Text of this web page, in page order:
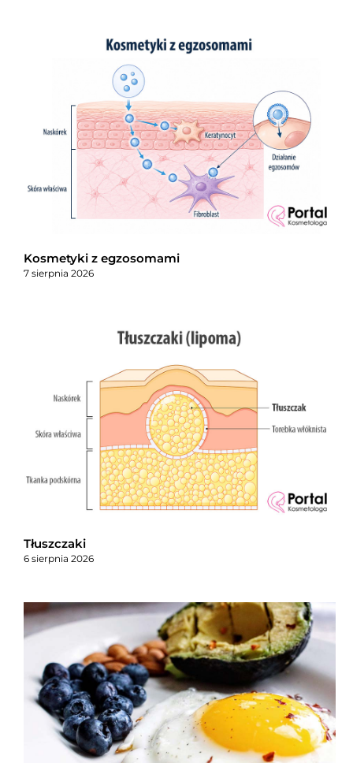
Kosmetyki z egzosomami
7 sierpnia 2026
Tłuszczaki
6 sierpnia 2026